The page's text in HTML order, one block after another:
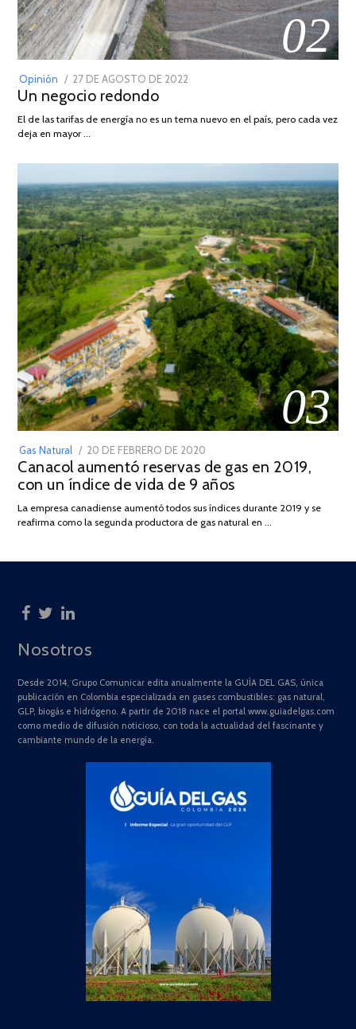
02
Opinión
POSTED
ON
27 DE AGOSTO DE 2022
DE
Un negocio redondo
El de las tarifas de energía no es un tema nuevo en el país, pero cada vez
deja en mayor …
03
Gas Natural
POSTED
ON
20 DE FEBRERO DE 2020
DE
JULIO
2025
Canacol aumentó reservas de gas en 2019,
con un índice de vida de 9 años
La empresa canadiense aumentó todos sus índices durante 2019 y se
reafirma como la segunda productora de gas natural en …
Nosotros
Desde 2014, Grupo Comunicar edita anualmente la GUÍA DEL GAS, única
publicación en Colombia especializada en gases combustibles: gas natural,
GLP, biogás e hidrógeno. A partir de 2018 nace el portal www.guiadelgas.com
como medio de difusión noticioso, con toda la actualidad del fascinante y
cambiante mundo de la energía.